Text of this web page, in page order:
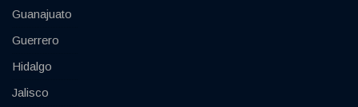
Guanajuato
Guerrero
Hidalgo
Jalisco